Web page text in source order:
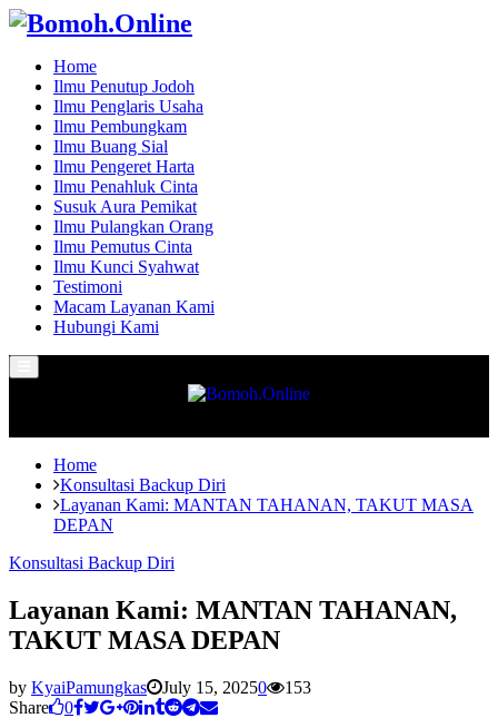
Home
Ilmu Penutup Jodoh
Ilmu Penglaris Usaha
Ilmu Pembungkam
Ilmu Buang Sial
Ilmu Pengeret Harta
Ilmu Penahluk Cinta
Susuk Aura Pemikat
Ilmu Pulangkan Orang
Ilmu Pemutus Cinta
Ilmu Kunci Syahwat
Testimoni
Macam Layanan Kami
Hubungi Kami
Menu
Home
Konsultasi Backup Diri
Layanan Kami: MANTAN TAHANAN, TAKUT MASA
DEPAN
Konsultasi Backup Diri
Layanan Kami: MANTAN TAHANAN,
TAKUT MASA DEPAN
by KyaiPamungkas July 15, 20250
153
Share
0